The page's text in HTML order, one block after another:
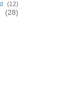
(12)
(28)